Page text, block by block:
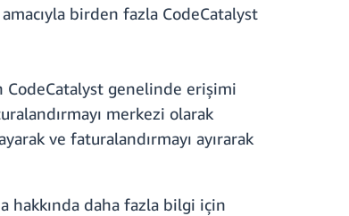
birden fazla CodeCatalyst
CodeCatalyst genelinde erişimi
merkezi olarak
ve faturalandırmayı ayırarak
hakkında daha fazla bilgi için